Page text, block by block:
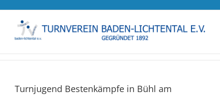
springen
Turnjugend Bestenkämpfe in Bühl am